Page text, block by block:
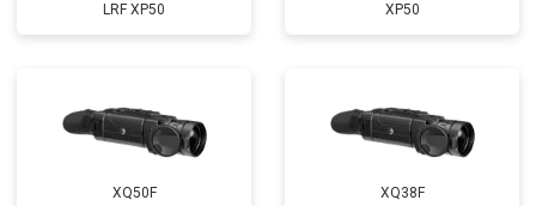
LRF XP50 XP50
XQ50F XQ38F